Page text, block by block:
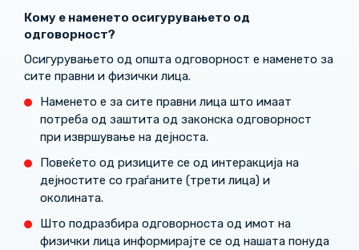
Кому е наменето осигурувањето од
одговорност?
Осигурувањето од општа одговорност е наменето за
сите правни и физички лица.
Наменето е за сите правни лица што имаат
потреба од заштита од законска одговорност
при извршување на дејноста.
Повеќето од ризиците се од интеракција на
дејностите со граѓаните (трети лица) и
околината.
Што подразбира одговорноста од имот на
физички лица информирајте се од нашата понуда